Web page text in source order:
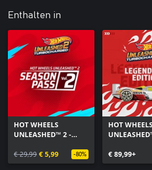
Enthalten in
HOT WHEELS
UNLEASHED™ 2 -
€ 29,99 € 5,99 -80%
HOT WHEELS
Legendary
€ 89,99+